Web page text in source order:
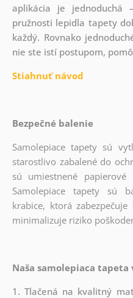
aplikácia je jednoduchá
pružnosti lepidla tapety
každý. Rovnako
nie ste istí postupom,
Stiahnuť návod
Bezpečné balenie
Samolepiace tapety sú
starostlivo zabalené do
sú umiestnené
Samolepiace tapety sú
krabice, ktorá
minimalizuje riziko
Naša samolepiaca tapeta
1. Tlačená na kvalitný